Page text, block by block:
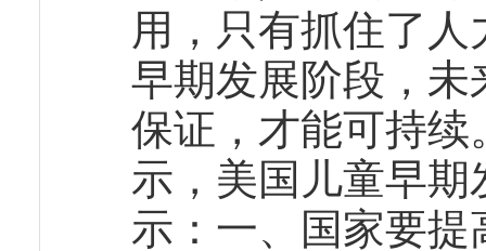
用，只有抓住了
早期发展阶段，
保证，才能可持
示，美国儿童早
示：一、国家要